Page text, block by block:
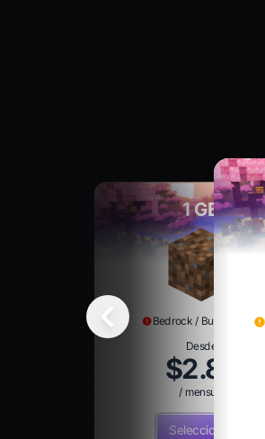
1 GB
Bedrock / BungeeCord
Desde
$2.89
/ mensual
Seleccionar